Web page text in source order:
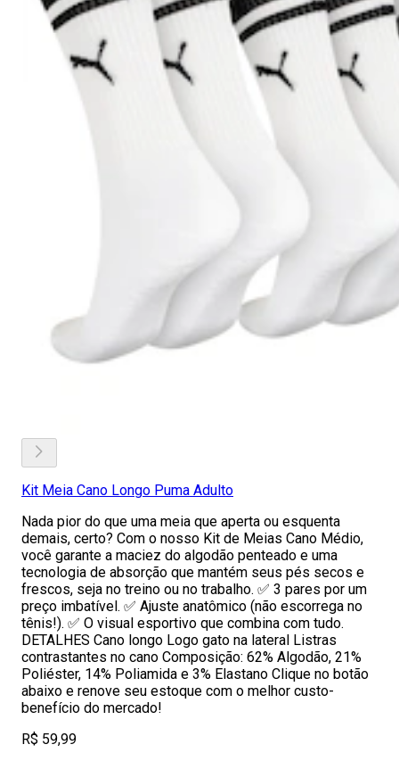
Kit Meia Cano Longo Puma Adulto
Nada pior do que uma meia que aperta ou esquenta
demais, certo? Com o nosso Kit de Meias Cano Médio,
você garante a maciez do algodão penteado e uma
tecnologia de absorção que mantém seus pés secos e
frescos, seja no treino ou no trabalho. ✅ 3 pares por um
preço imbatível. ✅ Ajuste anatômico (não escorrega no
tênis!). ✅ O visual esportivo que combina com tudo.
DETALHES Cano longo Logo gato na lateral Listras
contrastantes no cano Composição: 62% Algodão, 21%
Poliéster, 14% Poliamida e 3% Elastano Clique no botão
abaixo e renove seu estoque com o melhor custo-
benefício do mercado!
R$ 59,99